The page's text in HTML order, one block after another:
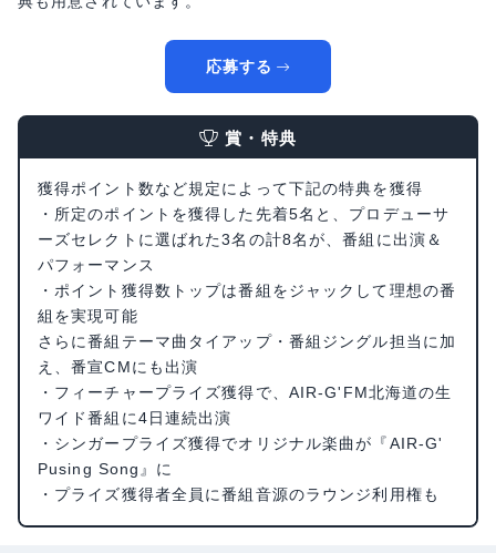
応募する
賞・特典
獲得ポイント数など規定によって下記の特典を獲得
・所定のポイントを獲得した先着5名と、プロデューサ
ーズセレクトに選ばれた3名の計8名が、番組に出演＆
パフォーマンス
・ポイント獲得数トップは番組をジャックして理想の番
組を実現可能
さらに番組テーマ曲タイアップ・番組ジングル担当に加
え、番宣CMにも出演
・フィーチャープライズ獲得で、AIR-G'FM北海道の生
ワイド番組に4日連続出演
・シンガープライズ獲得でオリジナル楽曲が『AIR-G'
Pusing Song』に
・プライズ獲得者全員に番組音源のラウンジ利用権も